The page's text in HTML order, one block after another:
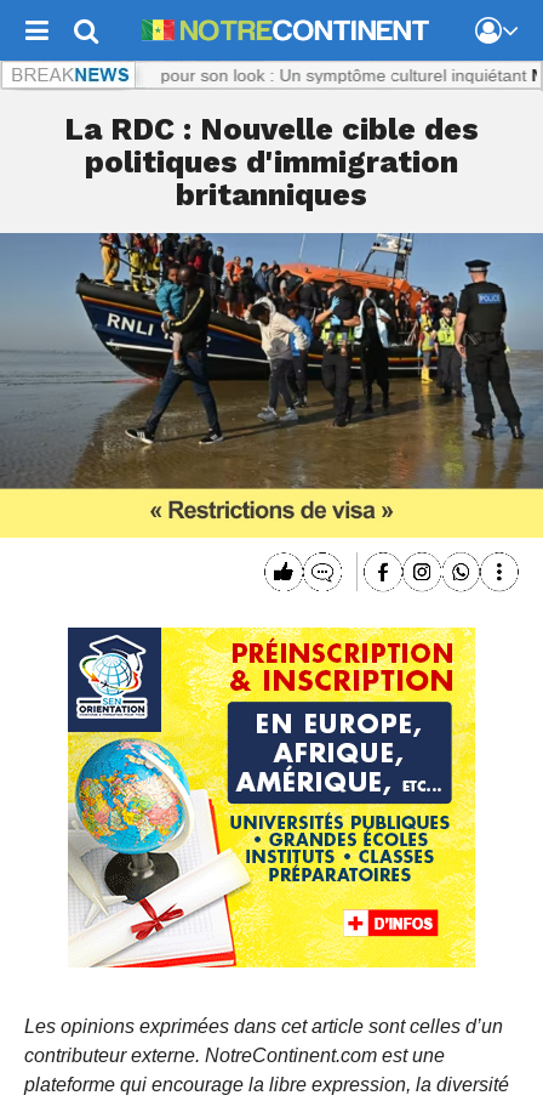
: Titi, ciblée pour son look : Un symptôme culturel inquiétant
La RDC : Nouvelle cible des
politiques d'immigration
britanniques
Les opinions exprimées dans cet article sont celles d’un
contributeur externe. NotreContinent.com est une
plateforme qui encourage la libre expression, la diversité